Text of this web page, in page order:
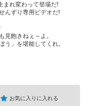
まれ変わって登場だ!
んずり専用ビデオだ!
見飽きねぇ～よ。
う」を堪能してくれ。
お気に入りに入れる